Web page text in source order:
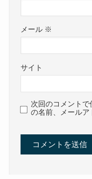
メール ※
サイト
次回のコメント
の名前、メールア